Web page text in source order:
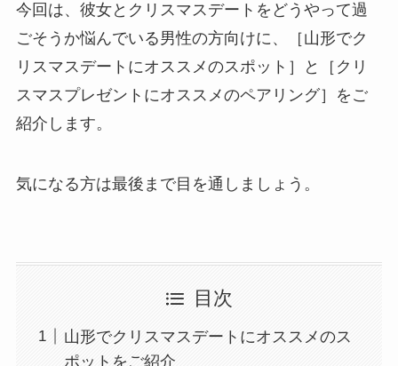
今回は、彼女とクリスマスデートをどうやって過
ごそうか悩んでいる男性の方向けに、［山形でク
リスマスデートにオススメのスポット］と［クリ
スマスプレゼントにオススメのペアリング］をご
紹介します。
気になる方は最後まで目を通しましょう。
目次
山形でクリスマスデートにオススメのス
ポットをご紹介